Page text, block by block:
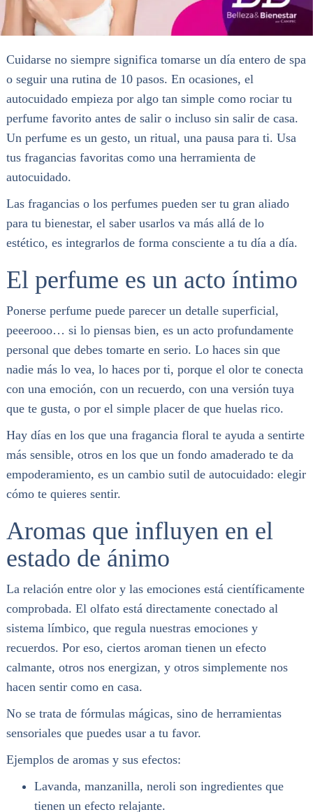
Cuidarse no siempre significa tomarse un día entero de spa
o seguir una rutina de 10 pasos. En ocasiones, el
autocuidado empieza por algo tan simple como rociar tu
perfume favorito antes de salir o incluso sin salir de casa.
Un perfume es un gesto, un ritual, una pausa para ti. Usa
tus fragancias favoritas como una herramienta de
autocuidado.
Las fragancias o los perfumes pueden ser tu gran aliado
para tu bienestar, el saber usarlos va más allá de lo
estético, es integrarlos de forma consciente a tu día a día.
El perfume es un acto íntimo
Ponerse perfume puede parecer un detalle superficial,
peeerooo… si lo piensas bien, es un acto profundamente
personal que debes tomarte en serio. Lo haces sin que
nadie más lo vea, lo haces por ti, porque el olor te conecta
con una emoción, con un recuerdo, con una versión tuya
que te gusta, o por el simple placer de que huelas rico.
Hay días en los que una fragancia floral te ayuda a sentirte
más sensible, otros en los que un fondo amaderado te da
empoderamiento, es un cambio sutil de autocuidado: elegir
cómo te quieres sentir.
Aromas que influyen en el
estado de ánimo
La relación entre olor y las emociones está científicamente
comprobada. El olfato está directamente conectado al
sistema límbico, que regula nuestras emociones y
recuerdos. Por eso, ciertos aroman tienen un efecto
calmante, otros nos energizan, y otros simplemente nos
hacen sentir como en casa.
No se trata de fórmulas mágicas, sino de herramientas
sensoriales que puedes usar a tu favor.
Ejemplos de aromas y sus efectos:
Lavanda, manzanilla, neroli son ingredientes que
tienen un efecto relajante.